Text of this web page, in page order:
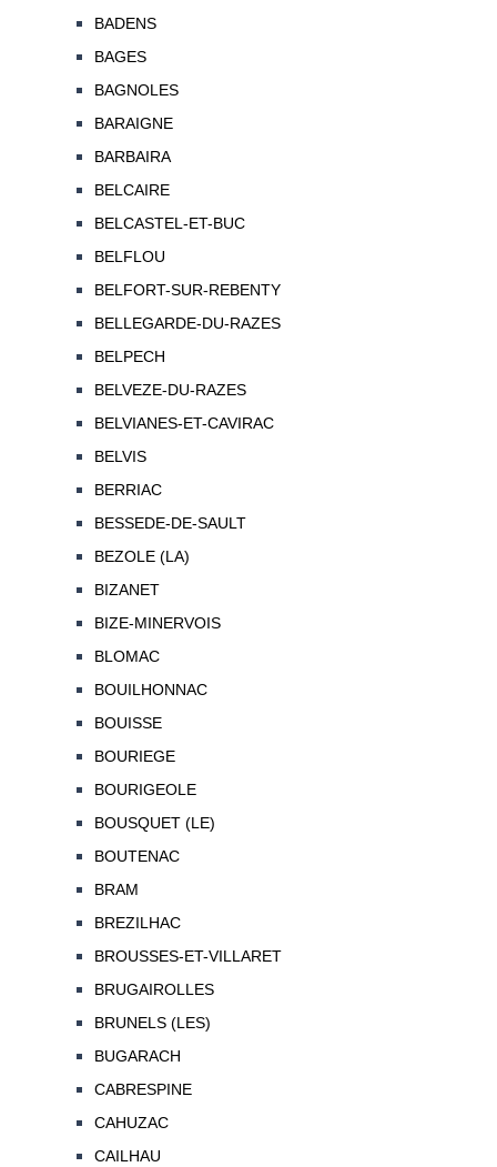
BADENS
BAGES
BAGNOLES
BARAIGNE
BARBAIRA
BELCAIRE
BELCASTEL-ET-BUC
BELFLOU
BELFORT-SUR-REBENTY
BELLEGARDE-DU-RAZES
BELPECH
BELVEZE-DU-RAZES
BELVIANES-ET-CAVIRAC
BELVIS
BERRIAC
BESSEDE-DE-SAULT
BEZOLE (LA)
BIZANET
BIZE-MINERVOIS
BLOMAC
BOUILHONNAC
BOUISSE
BOURIEGE
BOURIGEOLE
BOUSQUET (LE)
BOUTENAC
BRAM
BREZILHAC
BROUSSES-ET-VILLARET
BRUGAIROLLES
BRUNELS (LES)
BUGARACH
CABRESPINE
CAHUZAC
CAILHAU